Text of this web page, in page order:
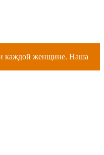
каждой женщине. Наша